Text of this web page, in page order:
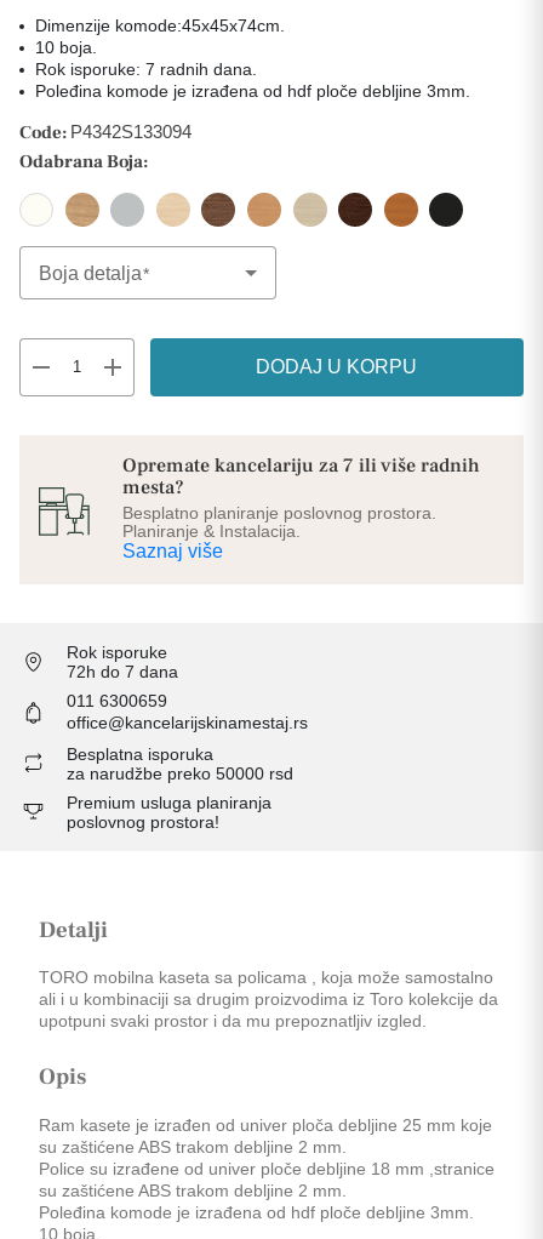
Dimenzije komode:45x45x74cm.
10 boja.
Rok isporuke: 7 radnih dana.
Poleđina komode je izrađena od hdf ploče debljine 3mm.
Code: P4342S133094
Odabrana Boja:
Boja detalja
Select Option
remove add DODAJ U KORPU
Opremate kancelariju za 7 ili više radnih
mesta?
Besplatno planiranje poslovnog prostora.
Planiranje & Instalacija.
Saznaj više
Rok isporuke
72h do 7 dana
011 6300659
office@kancelarijskinamestaj.rs
Besplatna isporuka
za narudžbe preko 50000 rsd
Premium usluga planiranja
poslovnog prostora!
Detalji
TORO mobilna kaseta sa policama , koja može samostalno
ali i u kombinaciji sa drugim proizvodima iz Toro kolekcije da
upotpuni svaki prostor i da mu prepoznatljiv izgled.
Opis
Ram kasete je izrađen od univer ploča debljine 25 mm koje
su zaštićene ABS trakom debljine 2 mm.
Police su izrađene od univer ploče debljine 18 mm ,stranice
su zaštićene ABS trakom debljine 2 mm.
Poleđina komode je izrađena od hdf ploče debljine 3mm.
10 boja.